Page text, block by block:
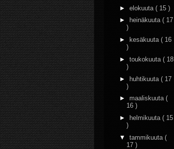
► elokuuta ( 15 )
►
heinäkuuta ( 17
)
►
kesäkuuta ( 16
)
► toukokuuta ( 18
)
► huhtikuuta ( 17
)
► maaliskuuta (
16 )
►
helmikuuta ( 15
)
▼ tammikuuta (
17 )